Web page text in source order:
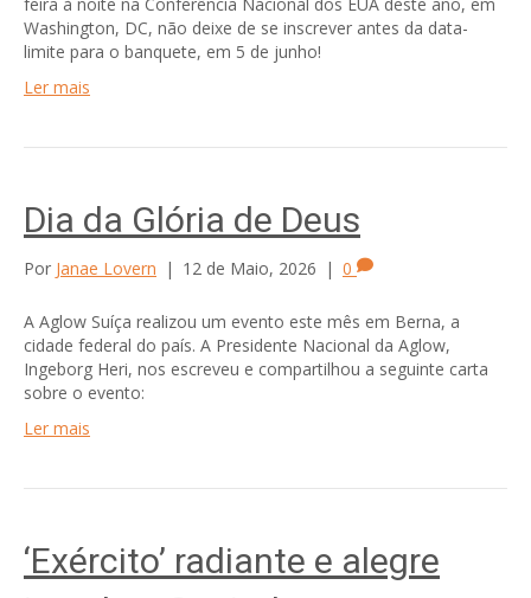
Washington, DC, não deixe de se inscrever antes da data-
limite para o banquete, em 5 de junho!
Ler mais
Dia da Glória de Deus
Por Janae Lovern | 12 de Maio, 2026 | 0
A Aglow Suíça realizou um evento este mês em Berna, a
cidade federal do país. A Presidente Nacional da Aglow,
Ingeborg Heri, nos escreveu e compartilhou a seguinte carta
sobre o evento:
Ler mais
‘Exército’ radiante e alegre